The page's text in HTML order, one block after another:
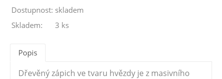
Dostupnost: skladem
Skladem:
3 ks
Popis
Dřevěný zápich ve tvaru hvězdy je z masivního